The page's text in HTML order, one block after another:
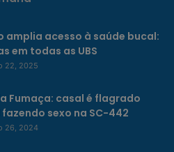
amplia acesso à saúde bucal:
em todas as UBS
22, 2025
Fumaça: casal é flagrado
fazendo sexo na SC-442
26, 2024